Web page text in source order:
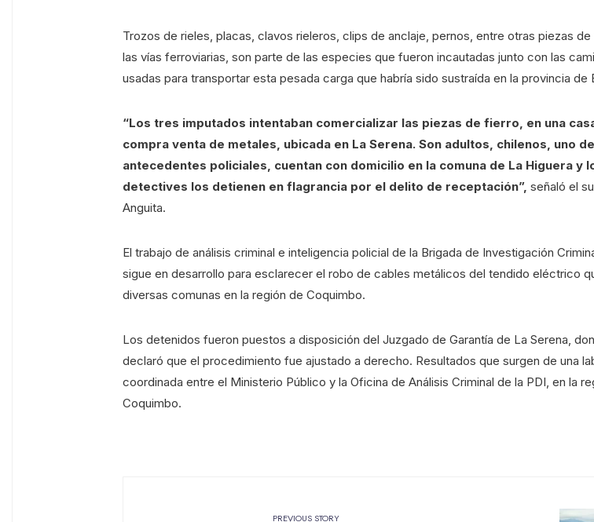
Trozos de rieles, placas, clavos rieleros, clips de anclaje, pernos, entre otras piezas
las vías ferroviarias, son parte de las especies que fueron incautadas junto con las
usadas para transportar esta pesada carga que habría sido sustraída en la provincia de
“Los tres imputados intentaban comercializar las piezas de fierro, en una
compra venta de metales, ubicada en La Serena. Son adultos, chilenos, uno
antecedentes policiales, cuentan con domicilio en la comuna de La Higuera y
detectives los detienen en flagrancia por el delito de receptación”, señaló el
Anguita.
El trabajo de análisis criminal e inteligencia policial de la Brigada de Investigación
sigue en desarrollo para esclarecer el robo de cables metálicos del tendido eléctrico
diversas comunas en la región de Coquimbo.
Los detenidos fueron puestos a disposición del Juzgado de Garantía de La Serena,
declaró que el procedimiento fue ajustado a derecho. Resultados que surgen de una
coordinada entre el Ministerio Público y la Oficina de Análisis Criminal de la PDI, en la
Coquimbo.
PREVIOUS STORY